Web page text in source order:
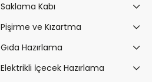
Saklama Kabı
Pişirme ve Kızartma
Gıda Hazırlama
Elektrikli İçecek Hazırlama